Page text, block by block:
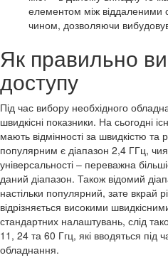
елементом між віддаленими
чином, дозволяючи
Як правильно
доступу
Під час вибору необхідного
швидкісні показники. На сьогодні
мають відмінності за швидкістю
популярним є діапазон 2,4 ГГц,
універсальності – переважна
даний діапазон. Також відомий
настільки популярний, зате вкрай
відрізняється високими
стандартних налаштувань, слід
11, 24 та 60 Ггц, які вводяться під
обладнання.